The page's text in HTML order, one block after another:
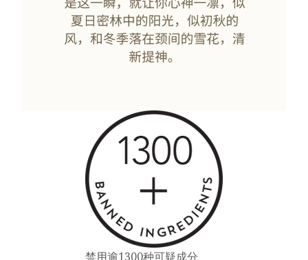
禁用逾1300种可疑成分